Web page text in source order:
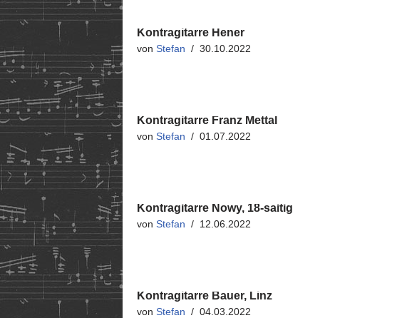
Kontragitarre Hener
von Stefan 30.10.2022
Kontragitarre Franz Mettal
von Stefan 01.07.2022
Kontragitarre Nowy, 18-saitig
von Stefan 12.06.2022
Kontragitarre Bauer, Linz
von Stefan 04.03.2022